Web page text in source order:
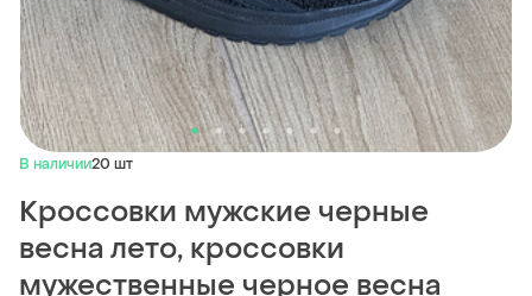
В наличии20 шт
Кроссовки мужские черные
весна лето, кроссовки
мужественные черное весна